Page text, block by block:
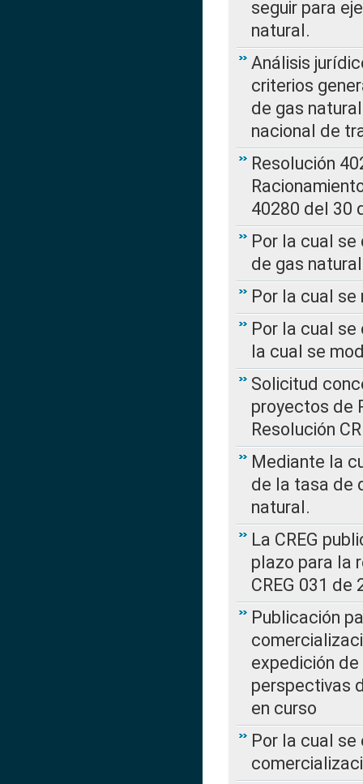
seguir para
natural.
Análisis
criterios
de gas
nacional de
Resolución
40280 del 30
Por la cual
de gas natural
Por la cual se
Por la cual se
la cual se
Solicitud
proyectos de
Resolución
Mediante la
de la tasa de
natural.
La CREG
plazo para la
CREG 031 de
Publicación
expedición de
perspectivas
en curso
Por la cual